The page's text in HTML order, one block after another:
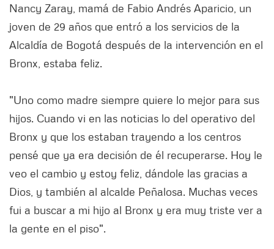
Nancy Zaray, mamá de Fabio Andrés Aparicio, un
joven de 29 años que entró a los servicios de la
Alcaldía de Bogotá después de la intervención en el
Bronx, estaba feliz.
"Uno como madre siempre quiere lo mejor para sus
hijos. Cuando vi en las noticias lo del operativo del
Bronx y que los estaban trayendo a los centros
pensé que ya era decisión de él recuperarse. Hoy le
veo el cambio y estoy feliz, dándole las gracias a
Dios, y también al alcalde Peñalosa. Muchas veces
fui a buscar a mi hijo al Bronx y era muy triste ver a
la gente en el piso".